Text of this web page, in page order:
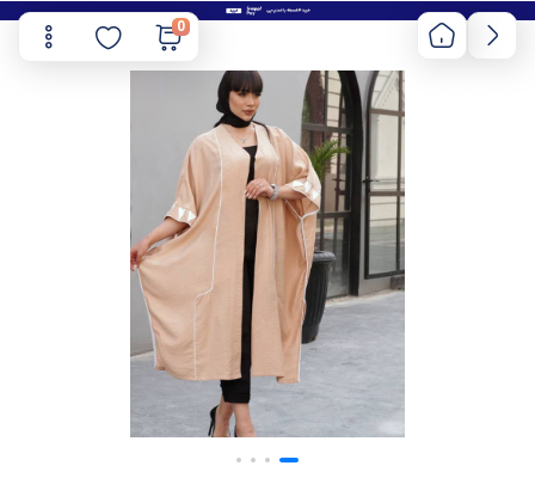
0